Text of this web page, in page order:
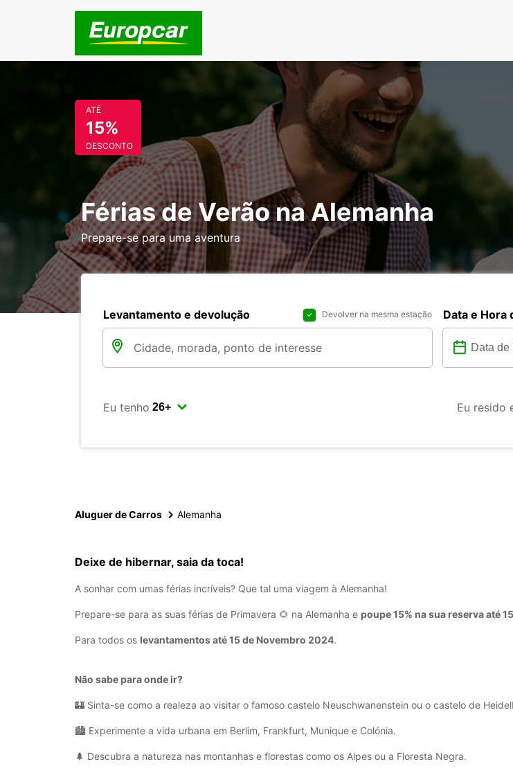
ATÉ
15%
DESCONTO
Férias de Verão na Alemanha
Prepare-se para uma aventura
Levantamento e devolução Devolver na mesma estação Data e Hora
Eu tenho Eu resido
Aluguer de Carros Alemanha
Deixe de hibernar, saia da toca!
A sonhar com umas férias incríveis? Que tal uma viagem à Alemanha!
Prepare-se para as suas férias de Primavera 🌻 na Alemanha e poupe 15% na sua reserva até
Para todos os levantamentos até 15 de Novembro 2024.
Não sabe para onde ir?
🏰 Sinta-se como a realeza ao visitar o famoso castelo Neuschwanenstein ou o castelo de
🏙️ Experimente a vida urbana em Berlim, Frankfurt, Munique e Colónia.
🌲 Descubra a natureza nas montanhas e florestas como os Alpes ou a Floresta Negra.